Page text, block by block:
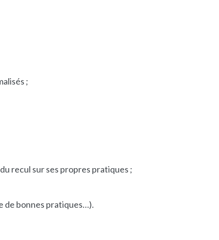
;
recul sur ses propres pratiques ;
de bonnes pratiques…).